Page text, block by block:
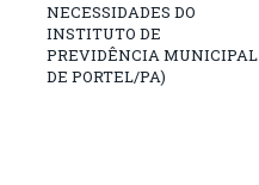
NECESSIDADES DO
INSTITUTO DE
PREVIDÊNCIA MUNICIPAL
DE PORTEL/PA)